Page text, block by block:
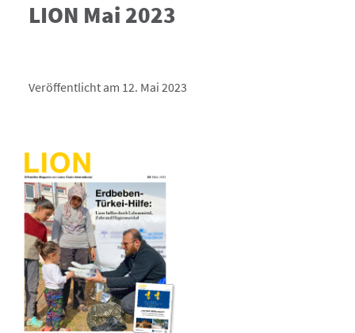
LION Mai 2023
Veröffentlicht am 12. Mai 2023